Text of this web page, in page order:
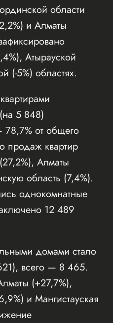
области
и Алматы
Атырауской
(-5%) областях.
5 848)
78,7% от общего
продаж квартир
Алматы
область (7,4%).
однокомнатные
12 489
домами стало
всего — 8 465.
(+27,7%),
и Мангистауская